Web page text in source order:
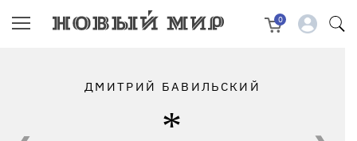
0
ДМИТРИЙ БАВИЛЬСКИЙ